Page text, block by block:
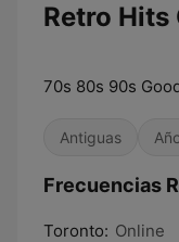
Retro Hits
70s 80s 90s
Antiguas
Frecuencias
Toronto: Online